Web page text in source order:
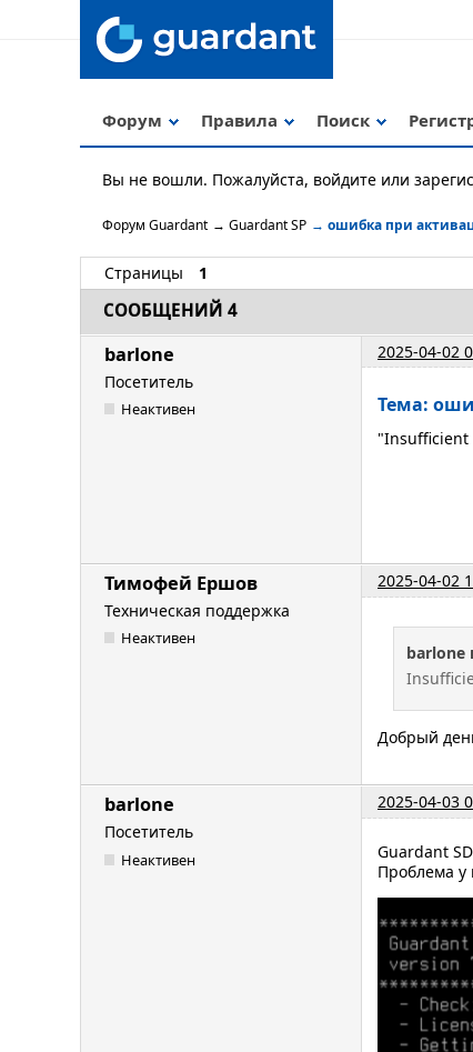
Форум Правила Поиск
Вы не вошли. Пожалуйста, войдите или
Форум Guardant → Guardant SP → ошибка при
Страницы 1
СООБЩЕНИЙ 4
barlone
2025-04-02
Посетитель
Неактивен Тема:
"Insufficient
Тимофей Ершов
2025-04-02
Техническая поддержка
Неактивен
barlone
Добрый
barlone 2025-04-03
Посетитель
Неактивен
Guardant
Проблема у